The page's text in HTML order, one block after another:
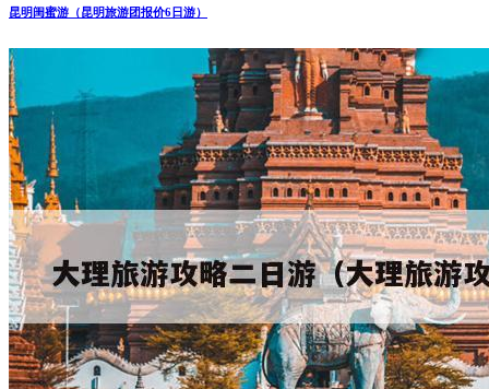
昆明闺蜜游（昆明旅游团报价6日游）